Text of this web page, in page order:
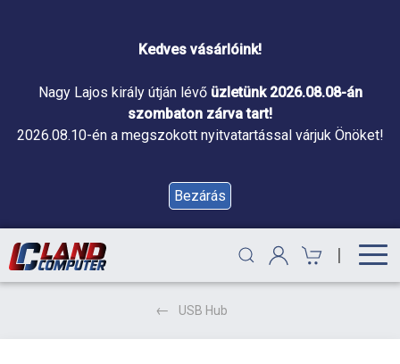
Kedves vásárlóink!
Nagy Lajos király útján lévő üzletünk 2026.08.08-án
szombaton zárva tart!
2026.08.10-én a megszokott nyitvatartással várjuk Önöket!
Bezárás
|
USB Hub